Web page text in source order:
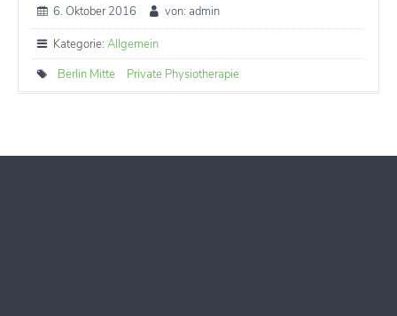
6. Oktober 2016 von: admin
Kategorie: Allgemein
Berlin Mitte
Private Physiotherapie